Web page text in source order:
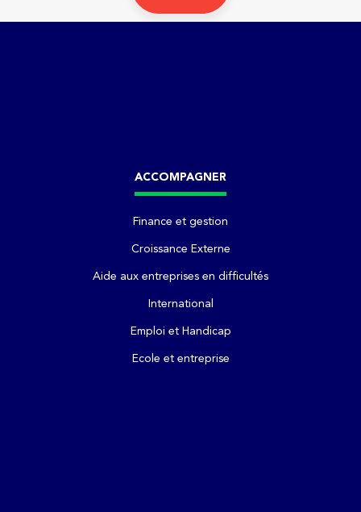
ACCOMPAGNER
Finance et gestion
Croissance Externe
Aide aux entreprises en difficultés
International
Emploi et Handicap
Ecole et entreprise